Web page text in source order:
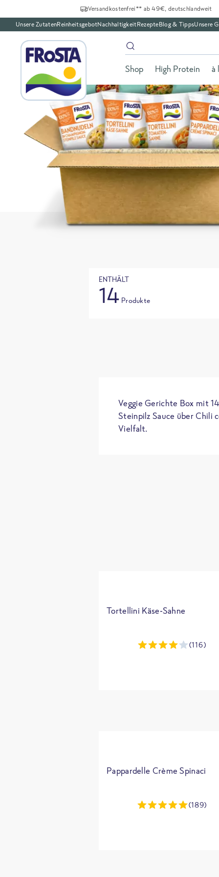
Versandkostenfrei** ab 49€, deutschlandweit
Unsere ZutatenReinheitsgebotNachhaltigkeitRezepteBlog & TippsUnsere
Shop High Protein à
Homepage Gerichte
ENTHÄLT
14 Produkte
Veggie Gerichte Box mit
Steinpilz Sauce über Chili
Vielfalt.
Tortellini Käse-Sahne
(116)
Pappardelle Crème Spinaci
(189)